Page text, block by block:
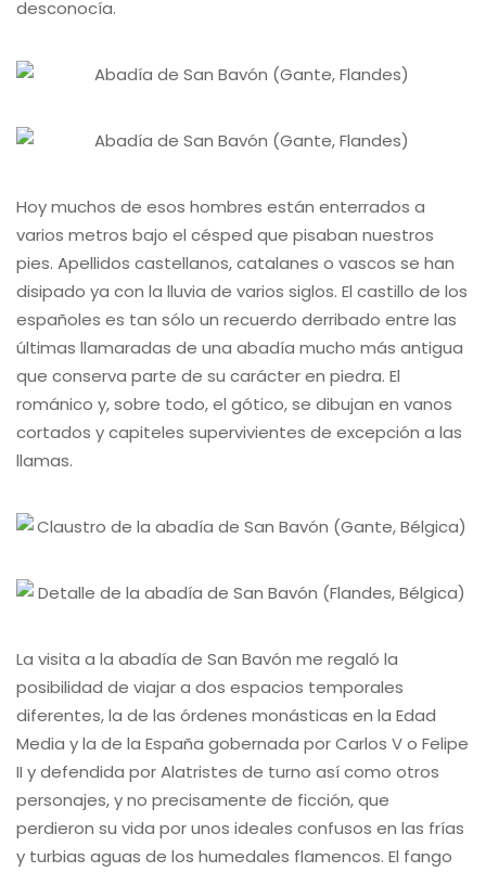
desconocía.
Hoy muchos de esos hombres están enterrados a
varios metros bajo el césped que pisaban nuestros
pies. Apellidos castellanos, catalanes o vascos se han
disipado ya con la lluvia de varios siglos. El castillo de los
españoles es tan sólo un recuerdo derribado entre las
últimas llamaradas de una abadía mucho más antigua
que conserva parte de su carácter en piedra. El
románico y, sobre todo, el gótico, se dibujan en vanos
cortados y capiteles supervivientes de excepción a las
llamas.
La visita a la abadía de San Bavón me regaló la
posibilidad de viajar a dos espacios temporales
diferentes, la de las órdenes monásticas en la Edad
Media y la de la España gobernada por Carlos V o Felipe
II y defendida por Alatristes de turno así como otros
personajes, y no precisamente de ficción, que
perdieron su vida por unos ideales confusos en las frías
y turbias aguas de los humedales flamencos. El fango